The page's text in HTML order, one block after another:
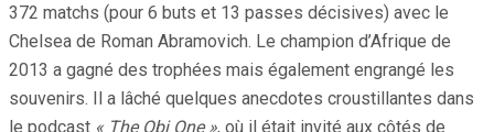
372 matchs (pour 6 buts et 13 passes décisives) avec le
Chelsea de Roman Abramovich. Le champion d’Afrique de
2013 a gagné des trophées mais également engrangé les
souvenirs. Il a lâché quelques anecdotes croustillantes dans
le podcast « The Obi One », où il était invité aux côtés de